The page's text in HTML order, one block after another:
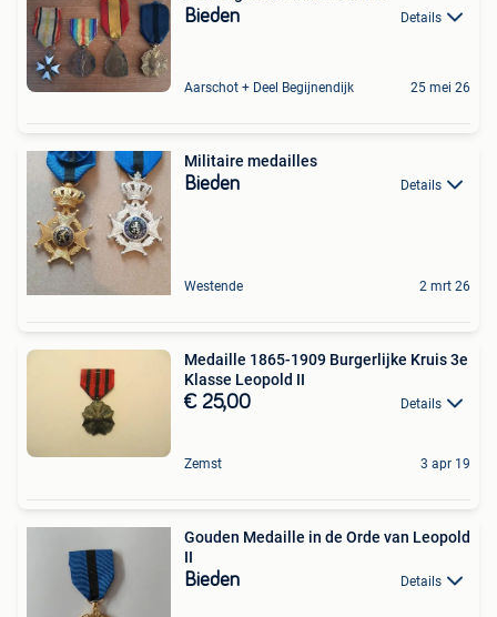
Bieden Details
Aarschot + Deel Begijnendijk 25 mei 26
Militaire medailles
Bieden Details
Westende 2 mrt 26
Medaille 1865-1909 Burgerlijke Kruis 3e
Klasse Leopold II
€ 25,00 Details
Zemst 3 apr 19
Gouden Medaille in de Orde van Leopold
II
Bieden Details